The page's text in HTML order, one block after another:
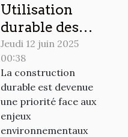
Utilisation
durable des
matériaux :
Bétons
écologiques
et leurs
avantages
Jeudi 12 juin 2025
00:38
La construction
durable est devenue
une priorité face aux
enjeux
environnementaux